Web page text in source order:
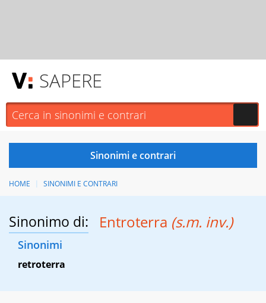
SAPERE
HOME SINONIMI E CONTRARI
Sinonimo di: Entroterra (s.m. inv.)
Sinonimi
retroterra